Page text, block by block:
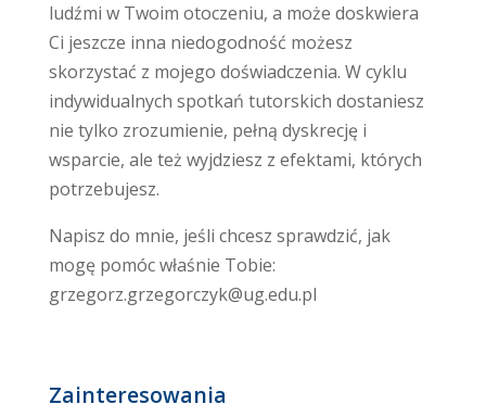
ludźmi w Twoim otoczeniu, a może doskwiera
Ci jeszcze inna niedogodność możesz
skorzystać z mojego doświadczenia. W cyklu
indywidualnych spotkań tutorskich dostaniesz
nie tylko zrozumienie, pełną dyskrecję i
wsparcie, ale też wyjdziesz z efektami, których
potrzebujesz.
Napisz do mnie, jeśli chcesz sprawdzić, jak
mogę pomóc właśnie Tobie:
grzegorz.grzegorczyk@ug.edu.pl
Zainteresowania